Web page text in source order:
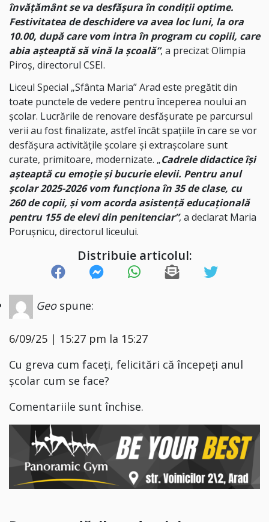
învățământ se va desfășura în condiții optime.
Festivitatea de deschidere va avea loc luni, la ora
10.00, după care vom intra în program cu copiii, care
abia așteaptă să vină la școală”, a precizat Olimpia
Piroș, directorul CSEI.
Liceul Special „Sfânta Maria” Arad este pregătit din
toate punctele de vedere pentru începerea noului an
școlar. Lucrările de renovare desfășurate pe parcursul
verii au fost finalizate, astfel încât spațiile în care se vor
desfășura activitățile școlare și extrașcolare sunt
curate, primitoare, modernizate. „Cadrele didactice își
așteaptă cu emoție și bucurie elevii. Pentru anul
școlar 2025-2026 vom funcționa în 35 de clase, cu
260 de copii, și vom acorda asistență educațională
pentru 155 de elevi din penitenciar”, a declarat Maria
Porușnicu, directorul liceului.
Distribuie articolul:
Geo spune:
6/09/25 | 15:27 pm la 15:27
Cu greva cum faceți, felicitări că începeți anul
școlar cum se face?
Comentariile sunt închise.